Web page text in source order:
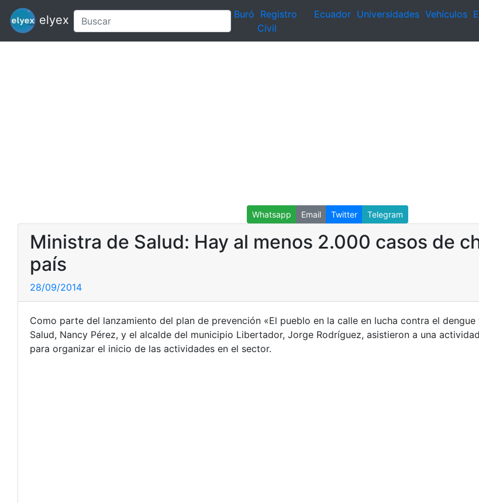
elyex Buró Registro
Civil
Ecuador Universidades Vehículos
Whatsapp Email Twitter Telegram
Ministra de Salud: Hay al menos 2.000 casos de
país
28/09/2014
Como parte del lanzamiento del plan de prevención «El pueblo en la calle en lucha contra el
Salud, Nancy Pérez, y el alcalde del municipio Libertador, Jorge Rodríguez, asistieron a una
para organizar el inicio de las actividades en el sector.